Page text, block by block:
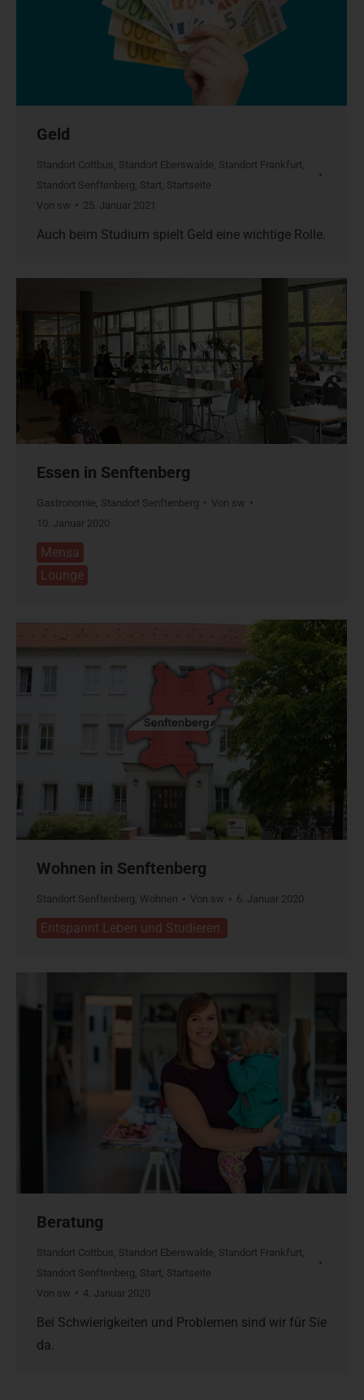
Geld
Standort Cottbus Standort Eberswalde Standort Frankfurt
Standort Senftenberg Start Startseite
Von sw 25. Januar 2021
Auch beim Studium spielt Geld eine wichtige Rolle.
Essen in Senftenberg
Gastronomie Standort Senftenberg Von sw
10. Januar 2020
Mensa
Lounge
Wohnen in Senftenberg
Standort Senftenberg, Wohnen Von sw 6. Januar 2020
Entspannt Leben und Studieren.
Beratung
Standort Cottbus Standort Eberswalde Standort Frankfurt
Standort Senftenberg Start Startseite
Von sw 4. Januar 2020
Bei Schwierigkeiten und Problemen sind wir für Sie
da.